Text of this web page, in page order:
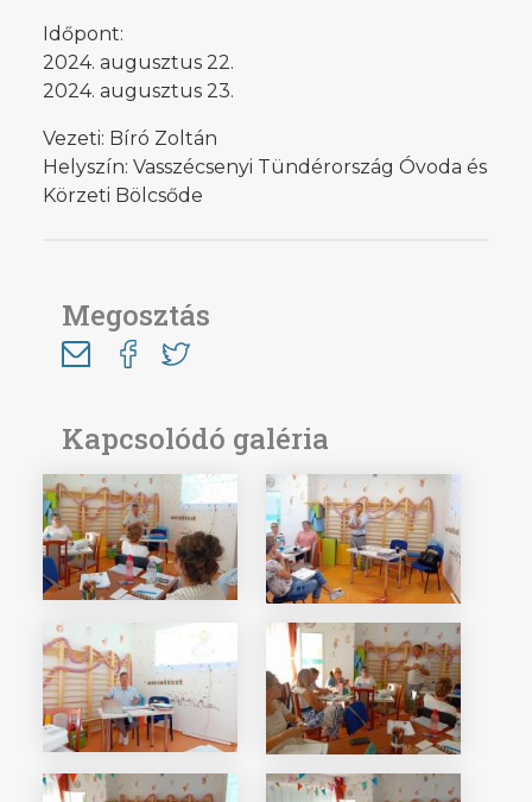
Időpont:
2024. augusztus 22.
2024. augusztus 23.
Vezeti: Bíró Zoltán
Helyszín: Vasszécsenyi Tündérország Óvoda és
Körzeti Bölcsőde
Megosztás
Kapcsolódó galéria